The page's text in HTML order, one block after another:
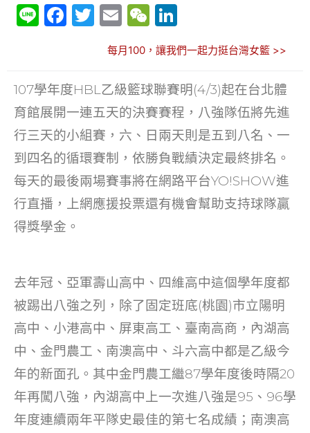
Li F
e
b
o
o
k
T
itt
er
E
ai
l
W
C
h
at
k
e
dI
n
每月100，讓我們一起力挺台灣女籃 >>
107學年度HBL乙級籃球聯賽明(4/3)起在台北體
育館展開一連五天的決賽賽程，八強隊伍將先進
行三天的小組賽，六、日兩天則是五到八名、一
到四名的循環賽制，依勝負戰績決定最終排名。
每天的最後兩場賽事將在網路平台YO!SHOW進
行直播，上網應援投票還有機會幫助支持球隊贏
得獎學金。
去年冠、亞軍壽山高中、四維高中這個學年度都
被踢出八強之列，除了固定班底(桃園)市立陽明
高中、小港高中、屏東高工、臺南高商，內湖高
中、金門農工、南澳高中、斗六高中都是乙級今
年的新面孔。其中金門農工繼87學年度後時隔20
年再闖八強，內湖高中上一次進八強是95、96學
年度連續兩年平隊史最佳的第七名成績；南澳高